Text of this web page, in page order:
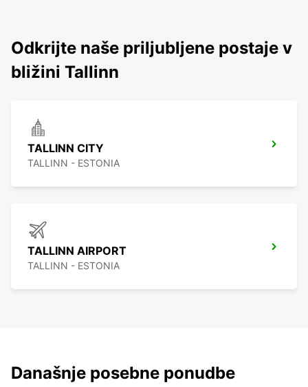
Odkrijte naše priljubljene postaje v
bližini Tallinn
TALLINN CITY
TALLINN - ESTONIA
TALLINN AIRPORT
TALLINN - ESTONIA
Današnje posebne ponudbe